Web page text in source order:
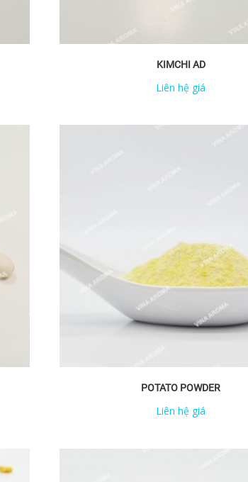
KIMCHI AD
Liên hệ giá
POTATO POWDER
Liên hệ giá